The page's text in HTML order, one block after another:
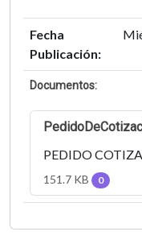
Fecha
Publicación:
Documentos:
PEDIDO
151.7 KB 0